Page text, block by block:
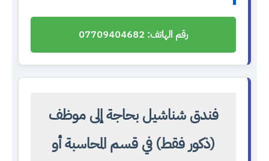
رقم الهاتف: 07709404682
فندق شناشيل بحاجة إلى موظف
(ذكور فقط) في قسم المحاسبة أو